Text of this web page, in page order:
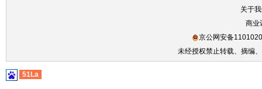
关于
商业
京公网安备
未经授权禁止转载、摘编
51La